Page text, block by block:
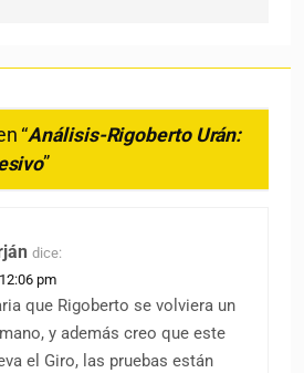
“Análisis-Rigoberto Urán:
”
dice:
pm
que Rigoberto se volviera un
y además creo que este
el Giro, las pruebas están